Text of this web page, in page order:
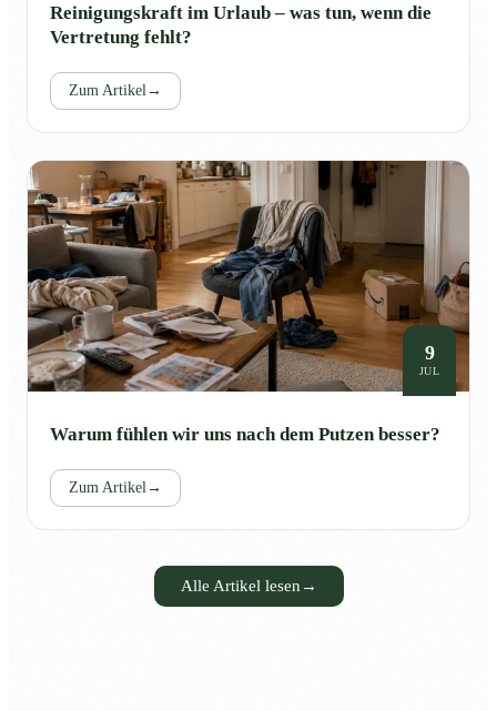
Reinigungskraft im Urlaub – was tun, wenn die
Vertretung fehlt?
Zum Artikel →
9
JUL
Warum fühlen wir uns nach dem Putzen besser?
Zum Artikel →
Alle Artikel lesen →